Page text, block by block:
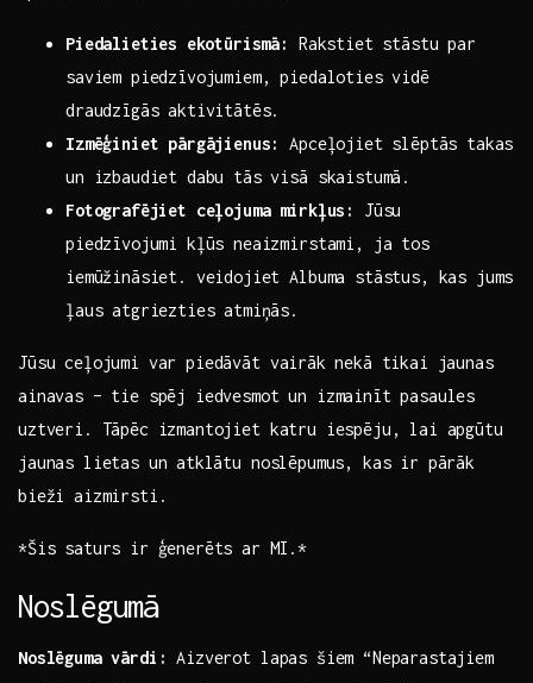
Piedalieties ⁢ekotūrismā:
Rakstiet stāstu​ par
saviem piedzīvojumiem, piedaloties vidē
draudzīgās aktivitātēs.
Izmēģiniet pārgājienus:
Apceļojiet slēptās takas
un izbaudiet dabu tās visā skaistumā.
Fotografējiet ceļojuma mirkļus:
Jūsu
piedzīvojumi kļūs neaizmirstami, ja tos
iemūžināsiet. veidojiet Albuma stāstus, kas jums
ļaus atgriezties atmiņās.
Jūsu ceļojumi var piedāvāt ‍vairāk ⁢nekā tikai jaunas
ainavas – tie ​spēj iedvesmot un izmainīt ‌pasaules
‌uztveri. ​Tāpēc izmantojiet katru iespēju, lai apgūtu ​
jaunas lietas un⁤ atklātu noslēpumus, kas ir pārāk
bieži aizmirsti.
*Šis ‌saturs ir ģenerēts ar MI.*
Noslēgumā
Noslēguma vārdi: Aizverot lapas šiem “Neparastajiem